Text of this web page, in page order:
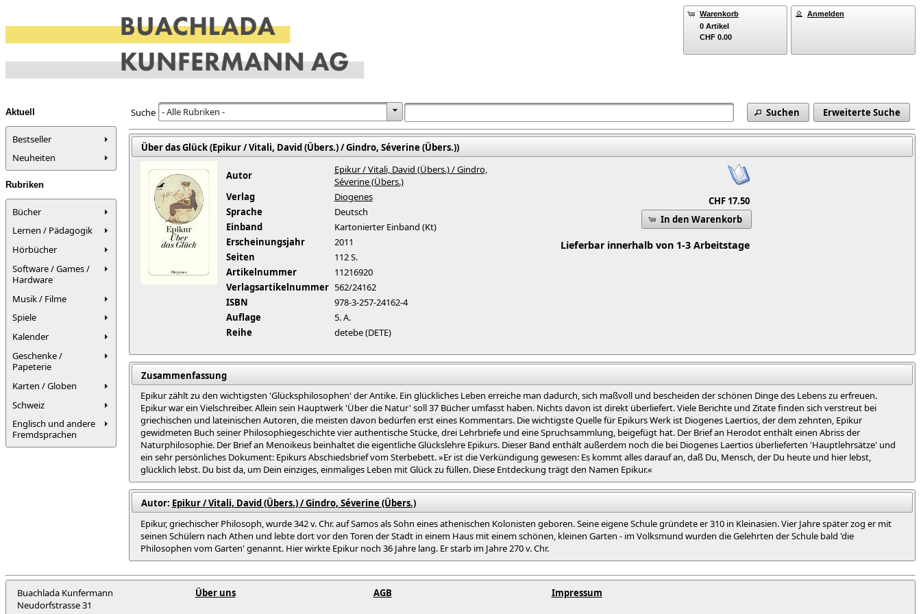
Warenkorb
0 Artikel
CHF 0.00
Anmelden
Aktuell
Bestseller
Neuheiten
Rubriken
Bücher
Lernen / Pädagogik
Hörbücher
Software / Games /
Hardware
Musik / Filme
Spiele
Kalender
Geschenke /
Papeterie
Karten / Globen
Schweiz
Englisch und andere
Fremdsprachen
Suche - Alle Rubriken - Suchen Erweiterte Suche
Über das Glück (Epikur / Vitali, David (Übers.) / Gindro, Séverine (Übers.))
Autor
Epikur / Vitali, David (Übers.) / Gindro,
Séverine (Übers.)
Verlag
Diogenes
Sprache
Deutsch
Einband
Kartonierter Einband (Kt)
Erscheinungsjahr
2011
Seiten
112 S.
Artikelnummer
11216920
Verlagsartikelnummer 562/24162
ISBN
978-3-257-24162-4
Auflage
5. A.
Reihe
detebe (DETE)
CHF 17.50
In den Warenkorb
Lieferbar innerhalb von 1-3 Arbeitstage
Zusammenfassung
Epikur zählt zu den wichtigsten 'Glücksphilosophen' der Antike. Ein glückliches Leben erreiche man dadurch, sich maßvoll und bescheiden der schönen Dinge des Lebens zu erfreuen.
Epikur war ein Vielschreiber. Allein sein Hauptwerk 'Über die Natur' soll 37 Bücher umfasst haben. Nichts davon ist direkt überliefert. Viele Berichte und Zitate finden sich verstreut bei
griechischen und lateinischen Autoren, die meisten davon bedürfen erst eines Kommentars. Die wichtigste Quelle für Epikurs Werk ist Diogenes Laertios, der dem zehnten, Epikur
gewidmeten Buch seiner Philosophiegeschichte vier authentische Stücke, drei Lehrbriefe und eine Spruchsammlung, beigefügt hat. Der Brief an Herodot enthält einen Abriss der
Naturphilosophie. Der Brief an Menoikeus beinhaltet die eigentliche Glückslehre Epikurs. Dieser Band enthält außerdem noch die bei Diogenes Laertios überlieferten 'Hauptlehrsätze' und
ein sehr persönliches Dokument: Epikurs Abschiedsbrief vom Sterbebett. »Er ist die Verkündigung gewesen: Es kommt alles darauf an, daß Du, Mensch, der Du heute und hier lebst,
glücklich lebst. Du bist da, um Dein einziges, einmaliges Leben mit Glück zu füllen. Diese Entdeckung trägt den Namen Epikur.«
Autor: Epikur / Vitali, David (Übers.) / Gindro, Séverine (Übers.)
Epikur, griechischer Philosoph, wurde 342 v. Chr. auf Samos als Sohn eines athenischen Kolonisten geboren. Seine eigene Schule gründete er 310 in Kleinasien. Vier Jahre später zog er mit
seinen Schülern nach Athen und lebte dort vor den Toren der Stadt in einem Haus mit einem schönen, kleinen Garten - im Volksmund wurden die Gelehrten der Schule bald 'die
Philosophen vom Garten' genannt. Hier wirkte Epikur noch 36 Jahre lang. Er starb im Jahre 270 v. Chr.
Buachlada Kunfermann
Neudorfstrasse 31
Über uns AGB Impressum